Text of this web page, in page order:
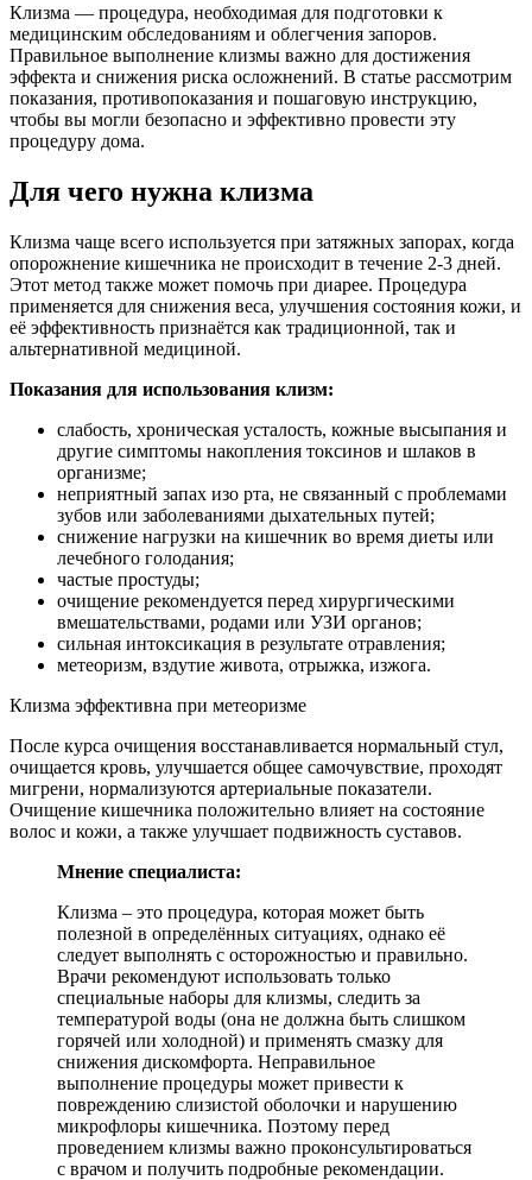
Клизма — процедура, необходимая для подготовки к
медицинским обследованиям и облегчения запоров.
Правильное выполнение клизмы важно для достижения
эффекта и снижения риска осложнений. В статье рассмотрим
показания, противопоказания и пошаговую инструкцию,
чтобы вы могли безопасно и эффективно провести эту
процедуру дома.
Для чего нужна клизма
Клизма чаще всего используется при затяжных запорах, когда
опорожнение кишечника не происходит в течение 2-3 дней.
Этот метод также может помочь при диарее. Процедура
применяется для снижения веса, улучшения состояния кожи, и
её эффективность признаётся как традиционной, так и
альтернативной медициной.
Показания для использования клизм:
слабость, хроническая усталость, кожные высыпания и
другие симптомы накопления токсинов и шлаков в
организме;
неприятный запах изо рта, не связанный с проблемами
зубов или заболеваниями дыхательных путей;
снижение нагрузки на кишечник во время диеты или
лечебного голодания;
частые простуды;
очищение рекомендуется перед хирургическими
вмешательствами, родами или УЗИ органов;
сильная интоксикация в результате отравления;
метеоризм, вздутие живота, отрыжка, изжога.
Клизма эффективна при метеоризме
После курса очищения восстанавливается нормальный стул,
очищается кровь, улучшается общее самочувствие, проходят
мигрени, нормализуются артериальные показатели.
Очищение кишечника положительно влияет на состояние
волос и кожи, а также улучшает подвижность суставов.
Мнение специалиста:
Клизма – это процедура, которая может быть
полезной в определённых ситуациях, однако её
следует выполнять с осторожностью и правильно.
Врачи рекомендуют использовать только
специальные наборы для клизмы, следить за
температурой воды (она не должна быть слишком
горячей или холодной) и применять смазку для
снижения дискомфорта. Неправильное
выполнение процедуры может привести к
повреждению слизистой оболочки и нарушению
микрофлоры кишечника. Поэтому перед
проведением клизмы важно проконсультироваться
с врачом и получить подробные рекомендации.